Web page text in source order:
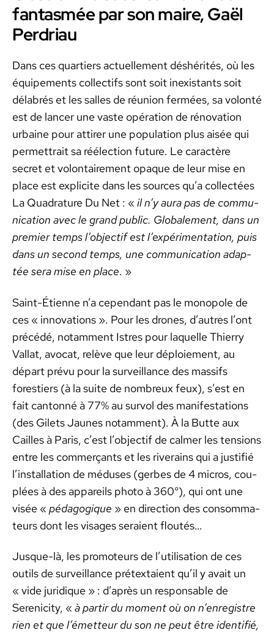
fantasmée par son maire, Gaël
Perdriau
Dans ces quartiers actuelle­ment déshérités, où les
équipements col­lec­tifs sont soit inex­is­tants soit
délabrés et les salles de réu­nion fer­mées, sa volon­té
est de lancer une vaste opéra­tion de réno­va­tion
urbaine pour attir­er une pop­u­la­tion plus aisée qui
per­me­t­trait sa réélec­tion future. Le car­ac­tère
secret et volon­taire­ment opaque de leur mise en
place est explicite dans les sources qu’a col­lec­tées
La Quad­ra­ture Du Net : « il n’y aura pas de com­mu­
ni­ca­tion avec le grand pub­lic. Glob­ale­ment, dans un
pre­mier temps l’objectif est l’expérimentation, puis
dans un sec­ond temps, une com­mu­ni­ca­tion adap­
tée sera mise en place. »
Saint-Éti­enne n’a cepen­dant pas le mono­pole de
ces « inno­va­tions ». Pour les drones, d’autres l’ont
précédé, notam­ment Istres pour laque­lle Thier­ry
Val­lat, avo­cat, relève que leur déploiement, au
départ prévu pour la sur­veil­lance des mas­sifs
forestiers (à la suite de nom­breux feux), s’est en
fait can­ton­né à 77% au sur­vol des man­i­fes­ta­tions
(des Gilets Jaunes notam­ment). À la Butte aux
Cailles à Paris, c’est l’objectif de calmer les ten­sions
entre les com­merçants et les riverains qui a jus­ti­fié
l’installation de médus­es (gerbes de 4 micros, cou­
plées à des appareils pho­to à 360°), qui ont une
visée « péd­a­gogique » en direc­tion des con­som­ma­
teurs dont les vis­ages seraient floutés…
Jusque-là, les pro­mo­teurs de l’utilisation de ces
out­ils de sur­veil­lance pré­tex­taient qu’il y avait un
« vide juridique » : d’après un respon­s­able de
Serenic­i­ty, « à par­tir du moment où on n’enregistre
rien et que l’émetteur du son ne peut être iden­ti­fié,